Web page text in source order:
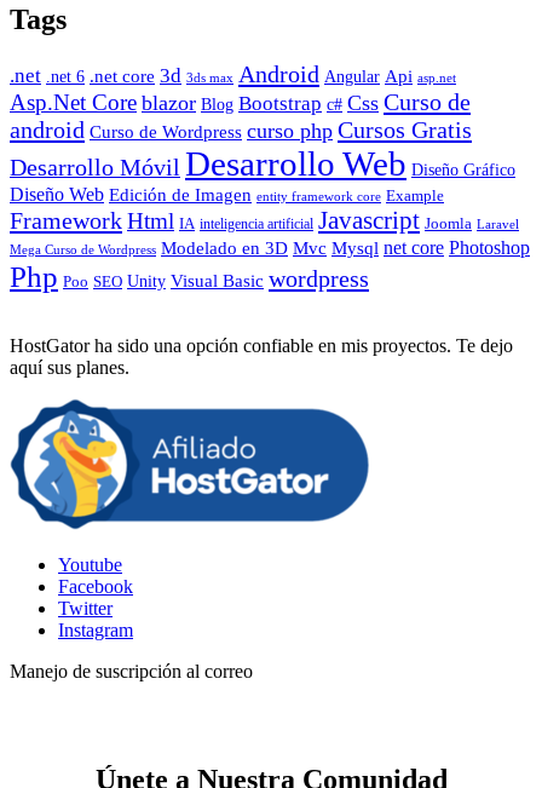
Tags
.net .net 6 .net core 3d 3ds max Android Angular Api asp.net
Asp.Net Core blazor Blog Bootstrap c# Css Curso de
android Curso de Wordpress curso php Cursos Gratis
Desarrollo Móvil Desarrollo Web Diseño Gráfico
Diseño Web Edición de Imagen entity framework core Example
FrameworkHtml IA inteligencia artificial Javascript Joomla Laravel
Mega Curso de Wordpress Modelado en 3D Mvc Mysql net core Photoshop
Php Poo SEO Unity Visual Basic wordpress
HostGator ha sido una opción confiable en mis proyectos. Te dejo
aquí sus planes.
Youtube
Facebook
Twitter
Instagram
Manejo de suscripción al correo
Únete a Nuestra Comunidad